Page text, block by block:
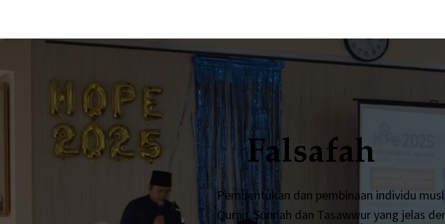
Falsafah
Pembentukan dan pembinaan individu
Quran, Sunnah dan Tasawwur yang jelas